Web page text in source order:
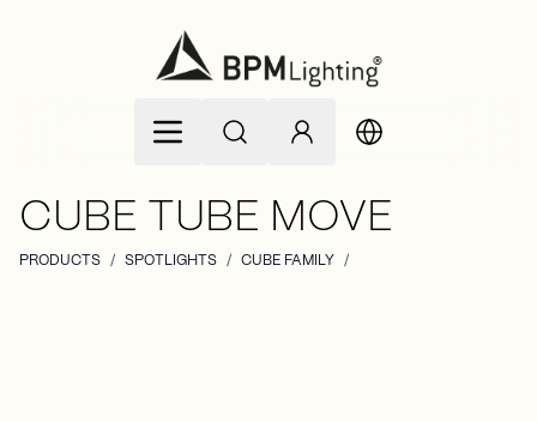
CUBE TUBE MOVE
PRODUCTS / SPOTLIGHTS / CUBE FAMILY /